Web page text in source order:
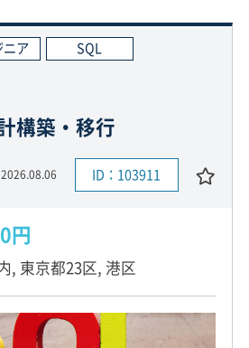
ア
SQL
構築・移行
2026.08.06 ID：103911
円
, 東京都23区, 港区